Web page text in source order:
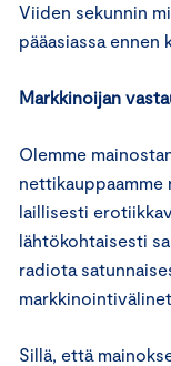
Viiden sekunnin
pääasiassa ennen
Markkinoijan
Olemme
nettikauppaamme
laillisesti
lähtökohtaisesti
radiota
Sillä, että